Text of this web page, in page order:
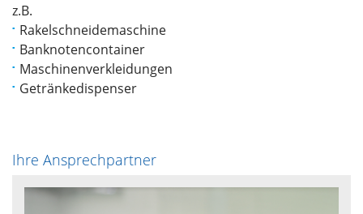
z.B.
Rakelschneidemaschine
Banknotencontainer
Maschinenverkleidungen
Getränkedispenser
Ihre Ansprechpartner